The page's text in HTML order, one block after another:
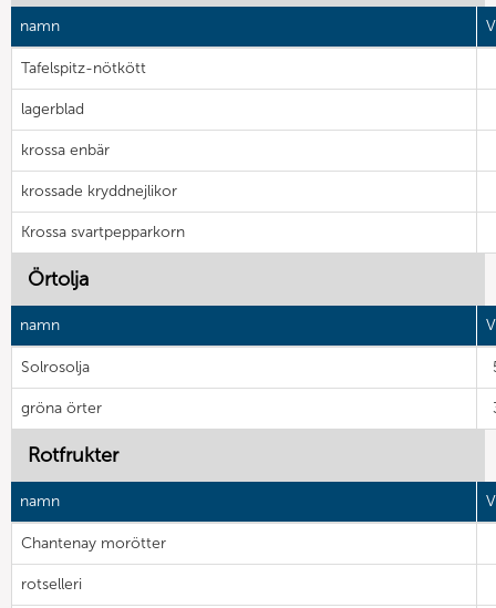
namn
Tafelspitz-nötkött
lagerblad
krossa enbär
krossade kryddnejlikor
Krossa svartpepparkorn
Örtolja
namn
Solrosolja
gröna örter
Rotfrukter
namn
Chantenay morötter
rotselleri